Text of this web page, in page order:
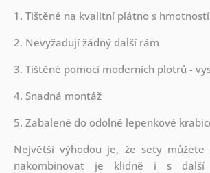
1. Tištěné na kvalitní plátno s
2. Nevyžadují žádný další rám
3. Tištěné pomocí moderních plotrů -
4. Snadná montáž
5. Zabalené do odolné lepenkové
Největší výhodou je, že sety
nakombinovat je klidně i s